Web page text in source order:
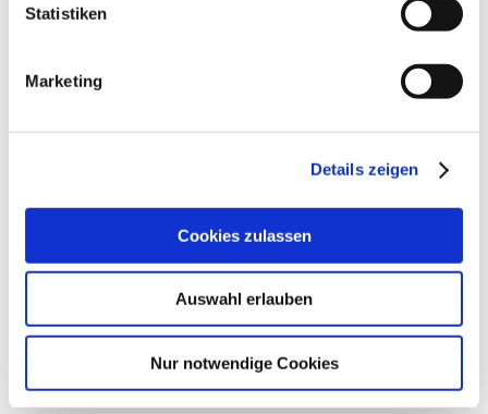
Statistiken
Marketing
Details zeigen
Cookies zulassen
Auswahl erlauben
Nur notwendige Cookies
Weinbergsrundfahrt
15.08.2026